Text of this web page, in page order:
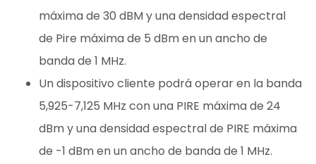
máxima de 30 dBM y una densidad espectral
de Pire máxima de 5 dBm en un ancho de
banda de 1 MHz.
Un dispositivo cliente podrá operar en la banda
5,925-7,125 MHz con una PIRE máxima de 24
dBm y una densidad espectral de PIRE máxima
de -1 dBm en un ancho de banda de 1 MHz.